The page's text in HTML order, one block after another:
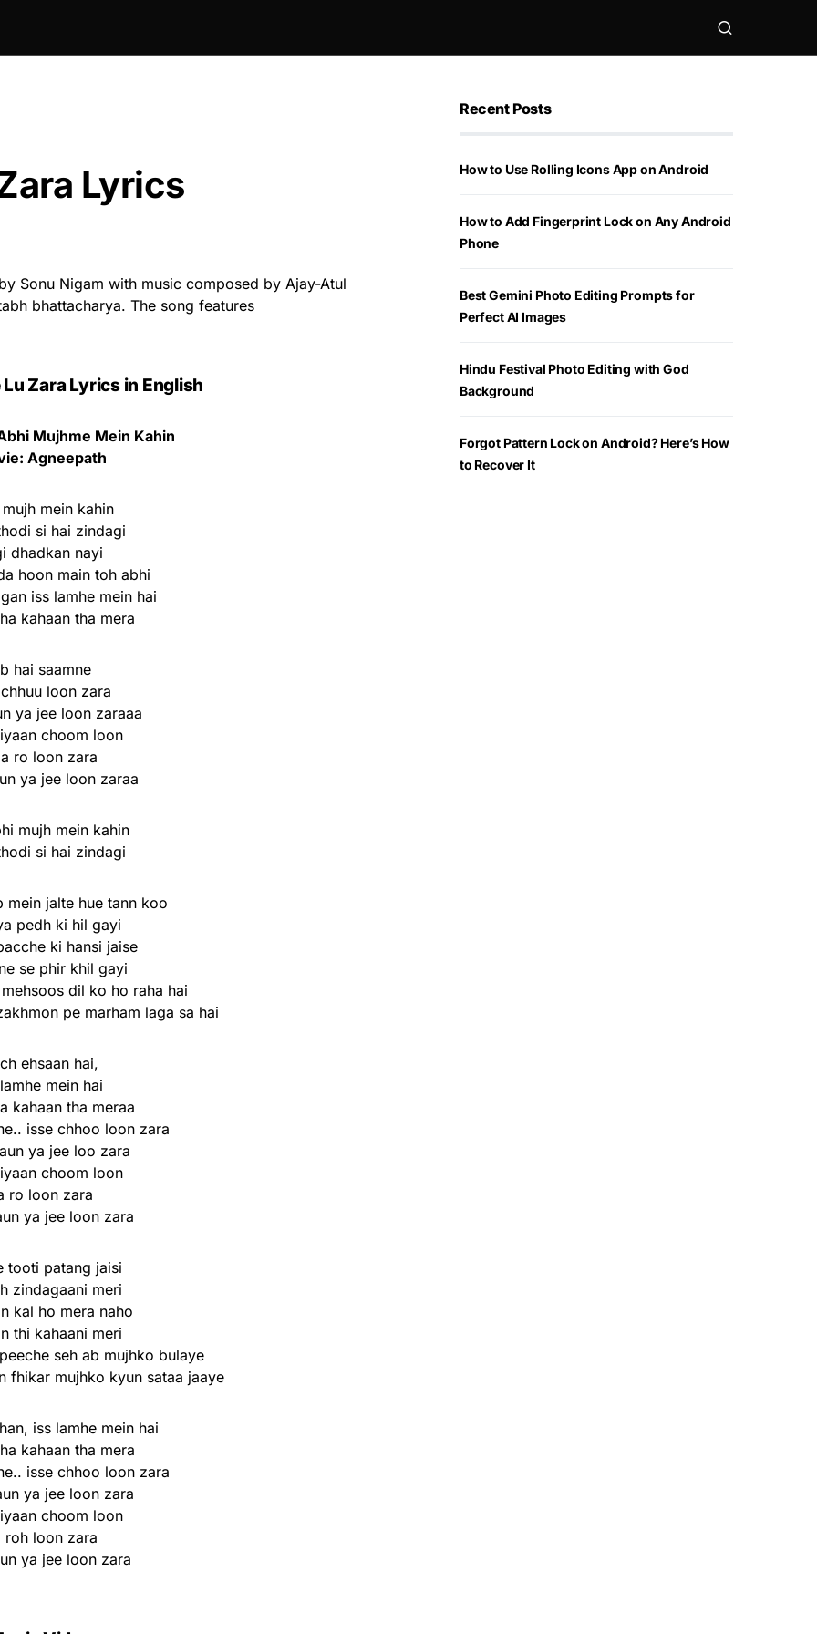
Lyrics
Sonu Nigam with music composed by Ajay-Atul
bhattacharya. The song features
Lu Zara Lyrics in English
Mujhme Mein Kahin
Agneepath
mein kahin
si hai zindagi
dhadkan nayi
hoon main toh abhi
iss lamhe mein hai
kahaan tha mera
hai saamne
loon zara
ya jee loon zaraaa
choom loon
ro loon zara
ya jee loon zaraa
mujh mein kahin
si hai zindagi
jalte hue tann koo
pedh ki hil gayi
ki hansi jaise
se phir khil gayi
dil ko ho raha hai
pe marham laga sa hai
ehsaan hai,
mein hai
kahaan tha meraa
isse chhoo loon zara
ya jee loo zara
choom loon
ro loon zara
ya jee loon zara
tooti patang jaisi
zindagaani meri
kal ho mera naho
thi kahaani meri
seh ab mujhko bulaye
fhikar mujhko kyun sataa jaaye
iss lamhe mein hai
kahaan tha mera
isse chhoo loon zara
ya jee loon zara
choom loon
roh loon zara
ya jee loon zara
Recent Posts
How to Use Rolling Icons App on Android
How to Add Fingerprint Lock on Any Android
Phone
Best Gemini Photo Editing Prompts for
Perfect AI Images
Hindu Festival Photo Editing with God
Background
Forgot Pattern Lock on Android? Here’s How
to Recover It